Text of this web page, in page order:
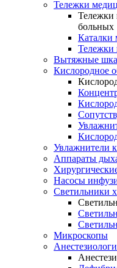
Тележки
Тележки
больных
Каталки
Тележки
Вытяжные
Кислородное
Увлажнители
Аппараты
Насосы
Светильники
Микроскопы